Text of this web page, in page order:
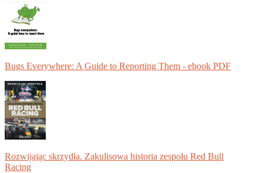
Bugs Everywhere: A Guide to Reporting Them - ebook PDF
Rozwijając skrzydła. Zakulisowa historia zespołu Red Bull
Racing